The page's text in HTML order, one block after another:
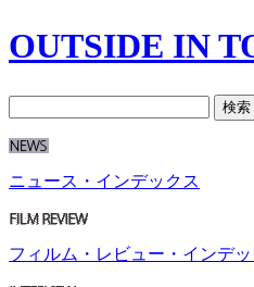
OUTSIDE IN
ニュース・インデックス
フィルム・レビュー・インデッ